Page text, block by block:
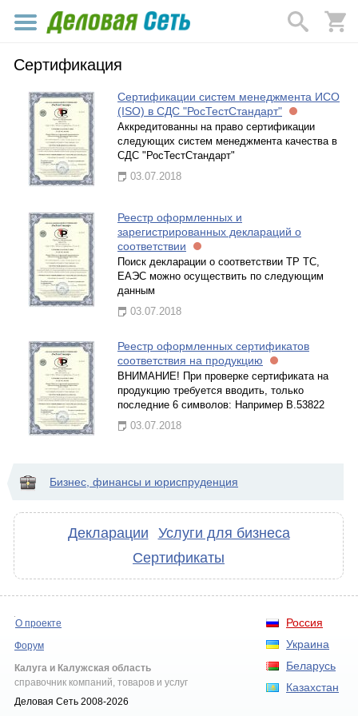
Сертификация
Сертификации систем менеджмента ИСО
(ISO) в СДС "РосТестСтандарт"
Аккредитованны на право сертификации
следующих систем менеджмента качества в
СДС "РосТестСтандарт"
03.07.2018
Реестр оформленных и
зарегистрированных деклараций о
соответствии
Поиск декларации о соответствии ТР ТС,
ЕАЭС можно осуществить по следующим
данным
03.07.2018
Реестр оформленных сертификатов
соответствия на продукцию
ВНИМАНИЕ! При проверке сертификата на
продукцию требуется вводить, только
последние 6 символов: Например В.53822
03.07.2018
Бизнес, финансы и юриспруденция
Декларации
Услуги для бизнеса
Сертификаты
Россия
Украина
Беларусь
Казахстан
О проекте
Форум
Калуга и Калужская область
справочник компаний, товаров и услуг
Деловая Сеть 2008-2026